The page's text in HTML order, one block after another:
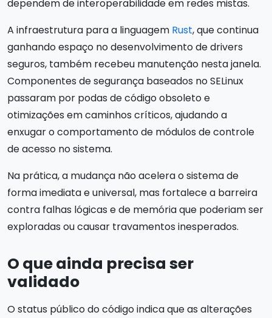
dependem de interoperabilidade em redes mistas.
A infraestrutura para a linguagem Rust, que continua
ganhando espaço no desenvolvimento de drivers
seguros, também recebeu manutenção nesta janela.
Componentes de segurança baseados no SELinux
passaram por podas de código obsoleto e
otimizações em caminhos críticos, ajudando a
enxugar o comportamento de módulos de controle
de acesso no sistema.
Na prática, a mudança não acelera o sistema de
forma imediata e universal, mas fortalece a barreira
contra falhas lógicas e de memória que poderiam ser
exploradas ou causar travamentos inesperados.
O que ainda precisa ser
validado
O status público do código indica que as alterações